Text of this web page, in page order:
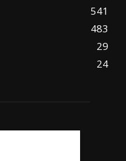
541
483
29
24